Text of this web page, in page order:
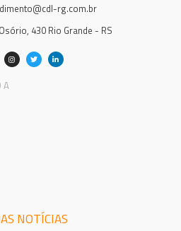
rg.com.br
430 Rio Grande - RS
NOTÍCIAS